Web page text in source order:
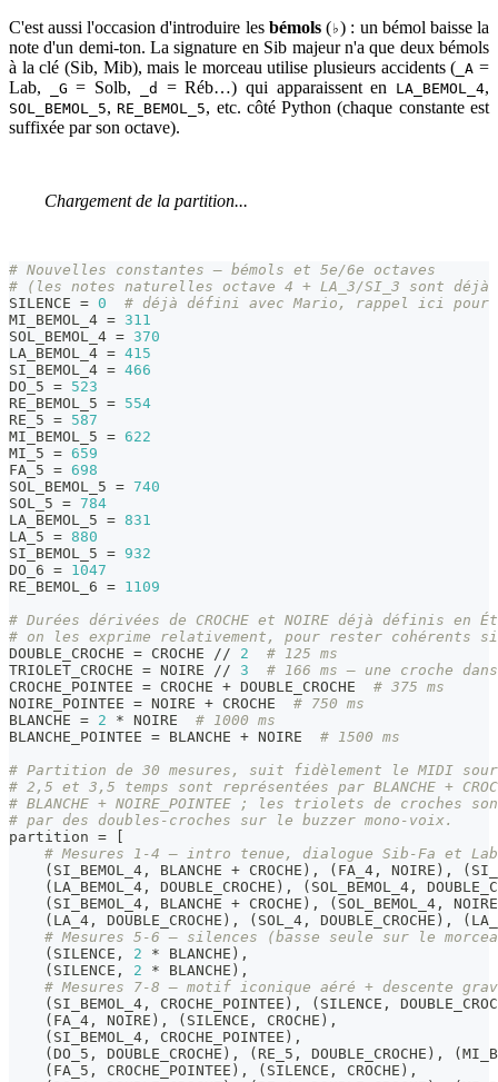
C'est aussi l'occasion d'introduire les bémols(♭) : un bémol baisse la
note d'un demi-ton. La signature en Sib majeur n'a que deux bémols
à la clé (Sib, Mib), mais le morceau utilise plusieurs accidents ( _A =
Lab,
_G = Solb, _d = Réb…) qui apparaissent en LA_BEMOL_4,
SOL_BEMOL_5,RE_BEMOL_5, etc. côté Python (chaque constante est
suffixée par son octave).
Chargement de la partition...
# Nouvelles constantes — bémols et 5e/6e octaves
# (les notes naturelles octave 4 + LA_3/SI_3 sont déjà
SILENCE = 0
# déjà défini avec Mario, rappel ici pour
MI_BEMOL_4 = 311
SOL_BEMOL_4 = 370
LA_BEMOL_4 = 415
SI_BEMOL_4 = 466
DO_5 = 523
RE_BEMOL_5 = 554
RE_5 = 587
MI_BEMOL_5 = 622
MI_5 = 659
FA_5 = 698
SOL_BEMOL_5 = 740
SOL_5 = 784
LA_BEMOL_5 = 831
LA_5 = 880
SI_BEMOL_5 = 932
DO_6 = 1047
RE_BEMOL_6 = 1109
# Durées dérivées de CROCHE et NOIRE déjà définis en
# on les exprime relativement, pour rester cohérents si
DOUBLE_CROCHE = CROCHE // 2
# 125 ms
TRIOLET_CROCHE = NOIRE // 3
# 166 ms — une croche
CROCHE_POINTEE = CROCHE + DOUBLE_CROCHE # 375 ms
NOIRE_POINTEE = NOIRE + CROCHE # 750 ms
BLANCHE = 2 * NOIRE # 1000 ms
BLANCHE_POINTEE = BLANCHE + NOIRE # 1500 ms
# Partition de 30 mesures, suit fidèlement le MIDI
# 2,5 et 3,5 temps sont représentées par BLANCHE +
# BLANCHE + NOIRE_POINTEE ; les triolets de croches
# par des doubles-croches sur le buzzer mono-voix.
partition =
# Mesures 1-4 — intro tenue, dialogue Sib-Fa et
( SI_BEMOL_4 , BLANCHE + CROCHE ) , ( FA_4 , NOIRE ) , (
( LA_BEMOL_4 , DOUBLE_CROCHE ) , ( SOL_BEMOL_4 ,
( SI_BEMOL_4 , BLANCHE + CROCHE ) , ( SOL_BEMOL_4 ,
NOIRE
( LA_4 , DOUBLE_CROCHE ) , ( SOL_4 , DOUBLE_CROCHE ) , (
# Mesures 5-6 — silences (basse seule sur le
( SILENCE , 2 * BLANCHE ) ,
( SILENCE , 2 * BLANCHE ) ,
# Mesures 7-8 — motif iconique aéré + descente
( SI_BEMOL_4 , CROCHE_POINTEE ) , ( SILENCE ,
( FA_4 , NOIRE ) , ( SILENCE , CROCHE ) ,
( SI_BEMOL_4 , CROCHE_POINTEE ) ,
( DO_5 , DOUBLE_CROCHE ) , ( RE_5 , DOUBLE_CROCHE ) , (
( FA_5 , CROCHE_POINTEE ) , ( SILENCE , CROCHE ) ,